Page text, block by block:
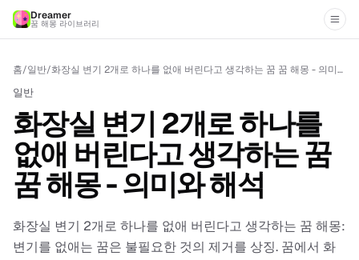
Dreamer
꿈 해몽 라이브러리
홈/일반/ 화장실 변기 2개로 하나를 없애 버린다고 생각하는 꿈 꿈 해몽 - 의미와 해석
일반
화장실 변기 2개로 하나를
없애 버린다고 생각하는 꿈
꿈 해몽 - 의미와 해석
화장실 변기 2개로 하나를 없애 버린다고 생각하는 꿈 해몽:
변기를 없애는 꿈은 불필요한 것의 제거를 상징. 꿈에서 화